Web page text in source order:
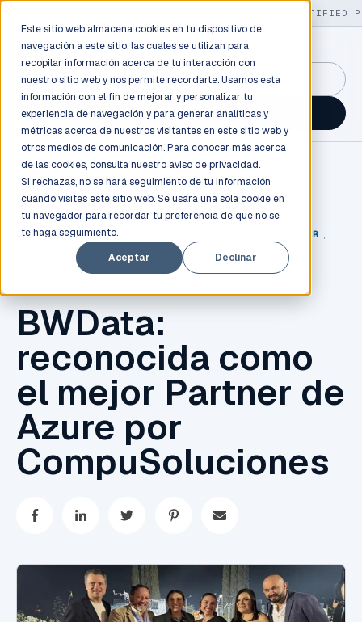
Este sitio web almacena cookies en tu dispositivo de
navegación a este sitio, las cuales se utilizan para
recopilar información acerca de tu interacción con
nuestro sitio web y nos permite recordarte. Usamos esta
información con el fin de mejorar y personalizar tu
experiencia de navegación y para generar analíticas y
métricas acerca de nuestros visitantes en este sitio web y
otros medios de comunicación. Para conocer más acerca
de las cookies, consulta nuestro aviso de privacidad.
Si rechazas, no se hará seguimiento de tu información
cuando visites este sitio web. Se usará una sola cookie en
tu navegador para recordar tu preferencia de que no se
te haga seguimiento.
Aceptar
Declinar
130+ CERTIFIED
GuidancePlex →
Talk to an engineer →
MICROSOFT , CLOUD PARTNER
BIGWAVEDATA COMPUSOLUCIONES
BWData:
reconocida como
el mejor Partner de
Azure por
CompuSoluciones